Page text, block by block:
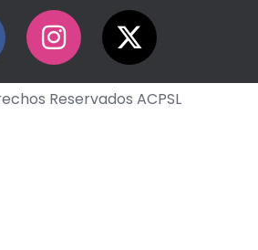
Reservados ACPSL